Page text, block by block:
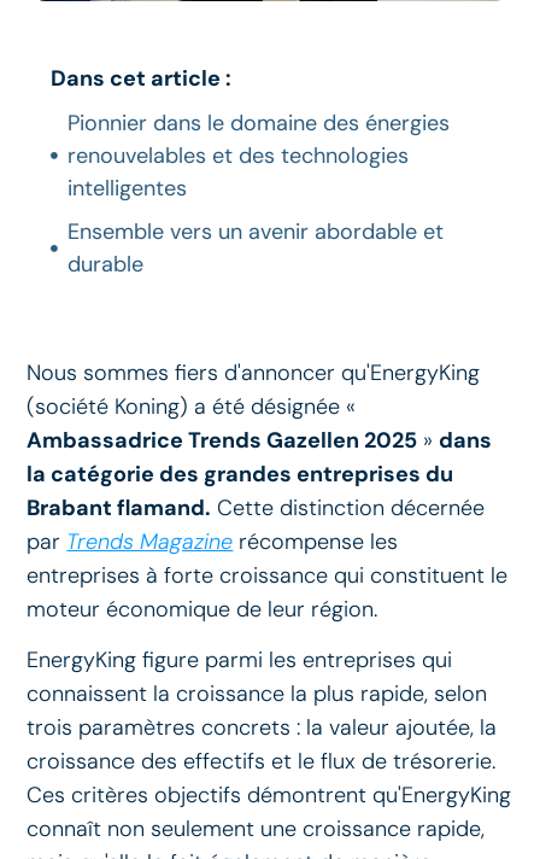
Dans cet article :
Pionnier dans le domaine des énergies
renouvelables et des technologies
intelligentes
Ensemble vers un avenir abordable et
durable
Nous sommes fiers d'annoncer qu'EnergyKing
(société Koning) a été désignée «
Ambassadrice Trends Gazellen 2025 » dans
la catégorie des grandes entreprises du
Brabant flamand. Cette distinction décernée
par Trends Magazine récompense les
entreprises à forte croissance qui constituent le
moteur économique de leur région.
EnergyKing figure parmi les entreprises qui
connaissent la croissance la plus rapide, selon
trois paramètres concrets : la valeur ajoutée, la
croissance des effectifs et le flux de trésorerie.
Ces critères objectifs démontrent qu'EnergyKing
connaît non seulement une croissance rapide,